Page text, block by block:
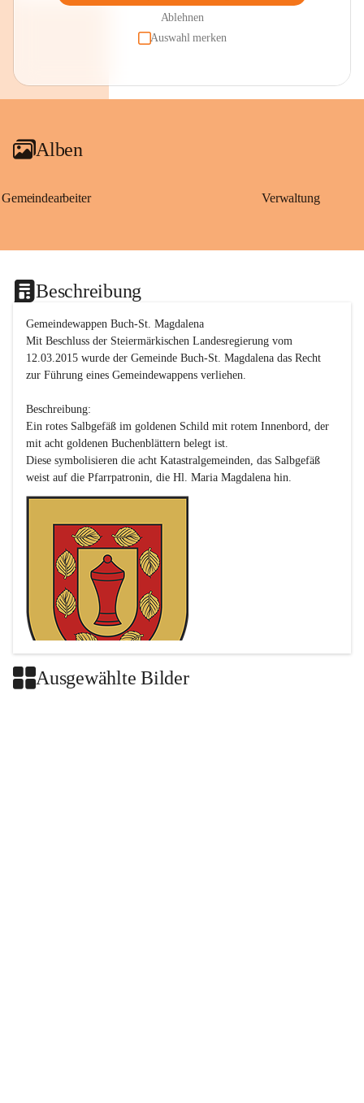
Ablehnen
Auswahl merken
Alben
Gemeindearbeiter Verwaltung
Beschreibung
Gemeindewappen Buch-St. Magdalena
Mit Beschluss der Steiermärkischen Landesregierung vom
12.03.2015 wurde der Gemeinde Buch-St. Magdalena das Recht
zur Führung eines Gemeindewappens verliehen.
Beschreibung:
Ein rotes Salbgefäß im goldenen Schild mit rotem Innenbord, der
mit acht goldenen Buchenblättern belegt ist.
Diese symbolisieren die acht Katastralgemeinden, das Salbgefäß
Ausgewählte Bilder